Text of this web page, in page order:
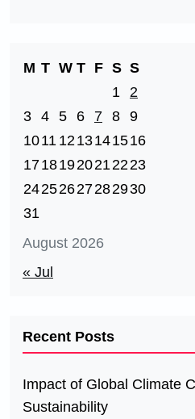
August 2026
M T W T F S S
1
2
3 4 5 6 7 8 9
1011 1213141516
17181920212223
24252627282930
31
« Jul
Recent Posts
Impact of Global Climate
Sustainability